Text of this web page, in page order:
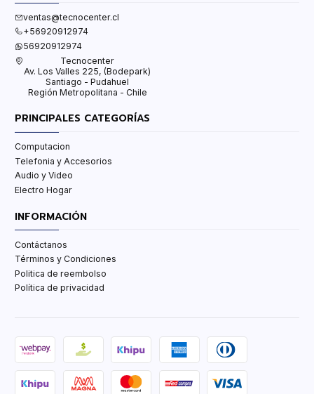
ventas@tecnocenter.cl
+56920912974
56920912974
Tecnocenter
Av. Los Valles 225, (Bodepark)
Santiago - Pudahuel
Región Metropolitana - Chile
PRINCIPALES CATEGORÍAS
Computacion
Telefonia y Accesorios
Audio y Video
Electro Hogar
INFORMACIÓN
Contáctanos
Términos y Condiciones
Politica de reembolso
Política de privacidad